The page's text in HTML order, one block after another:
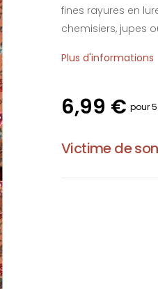
fines rayures en
chemisiers, jupes
Plus d'informations
6,99 € pour
Victime de